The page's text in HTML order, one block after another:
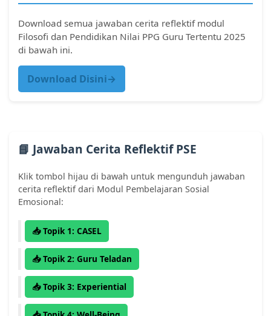
Download semua jawaban cerita reflektif modul
Filosofi dan Pendidikan Nilai PPG Guru Tertentu 2025
di bawah ini.
Download Disini→
📘 Jawaban Cerita Reflektif PSE
Klik tombol hijau di bawah untuk mengunduh jawaban
cerita reflektif dari Modul Pembelajaran Sosial
Emosional:
📥 Topik 1: CASEL
📥 Topik 2: Guru Teladan
📥 Topik 3: Experiential